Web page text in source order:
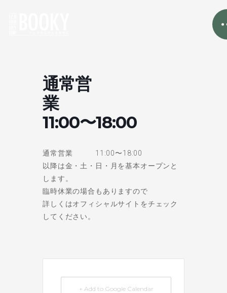
通常営
業
11:00〜18:00
通常営業 11:00〜18:00
以降は金・土・日・月を基本オープンと
します。
臨時休業の場合もありますので
詳しくはオフィシャルサイトをチェック
してください。
+ Add to Google Calendar